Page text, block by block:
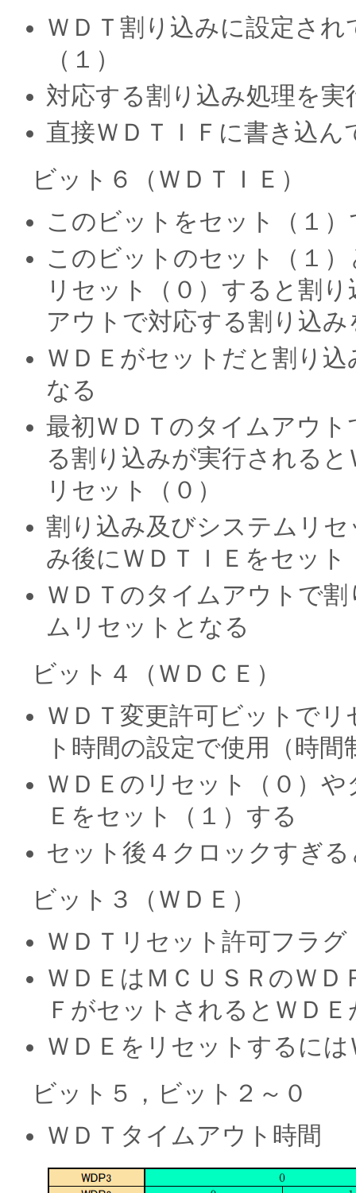
ＷＤＴ割り込みに設定さ
（１）
対応する割り込み処理を
直接ＷＤＴＩＦに書き込
ビット６（ＷＤＴＩＥ）
このビットをセット（１
このビットのセット（１
リセット（０）すると割
アウトで対応する割り込み
ＷＤＥがセットだと割り
なる
最初ＷＤＴのタイムアウ
る割り込みが実行される
リセット（０）
割り込み及びシステムリ
み後にＷＤＴＩＥをセット
ＷＤＴのタイムアウトで
ムリセットとなる
ビット４（ＷＤＣＥ）
ＷＤＴ変更許可ビットで
ト時間の設定で使用（時
ＷＤＥのリセット（０）
Ｅをセット（１）する
セット後４クロックすぎ
ビット３（ＷＤＥ）
ＷＤＴリセット許可フラグ
ＷＤＥはＭＣＵＳＲのＷ
ＦがセットされるとＷＤ
ＷＤＥをリセットするに
ビット５，ビット２～０
ＷＤＴタイムアウト時間